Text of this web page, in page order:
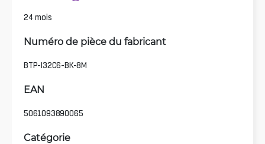
24 mois
Numéro de pièce du fabricant
BTP-I32C6-BK-8M
EAN
5061093890065
Catégorie